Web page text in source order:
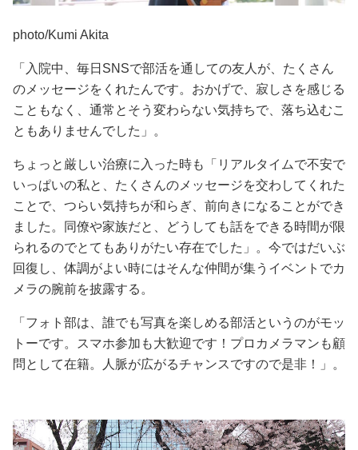
photo/Kumi Akita
「入院中、毎日SNSで部活を通しての友人が、たくさん
のメッセージをくれたんです。おかげで、寂しさを感じる
こともなく、通常とそう変わらない気持ちで、落ち込むこ
ともありませんでした」。
ちょっと厳しい治療に入った時も「リアルタイムで不安で
いっぱいの私と、たくさんのメッセージを交わしてくれた
ことで、つらい気持ちが和らぎ、前向きになることができ
ました。同僚や家族だと、どうしても話をできる時間が限
られるのでとてもありがたい存在でした」。今ではだいぶ
回復し、体調がよい時にはそんな仲間が集うイベントでカ
メラの腕前を披露する。
「フォト部は、誰でも写真を楽しめる部活というのがモッ
トーです。スマホ参加も大歓迎です！プロカメラマンも顧
問として在籍。人脈が広がるチャンスですので是非！」。